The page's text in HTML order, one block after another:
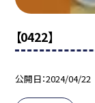
【0422】
公開日 2024/04/22